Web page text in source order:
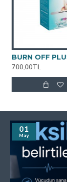
700,00TL
01
May